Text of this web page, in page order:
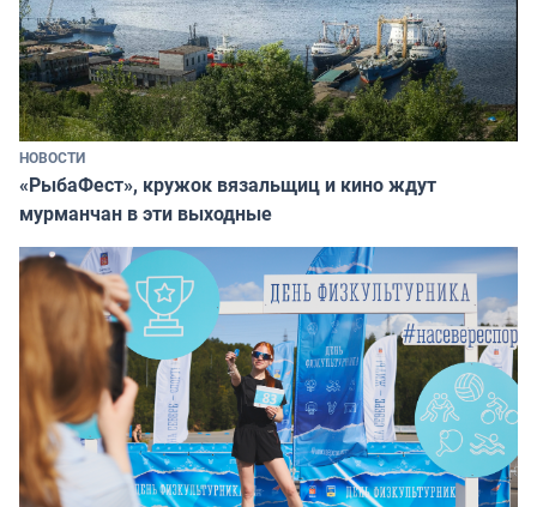
НОВОСТИ
«РыбаФест», кружок вязальщиц и кино ждут
мурманчан в эти выходные